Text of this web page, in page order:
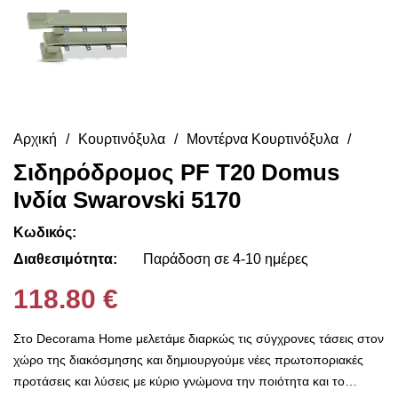
Αρχική Κουρτινόξυλα Μοντέρνα Κουρτινόξυλα
Σιδηρόδρομος PF T20 Domus
Ινδία Swarovski 5170
Κωδικός:
Διαθεσιμότητα:
Παράδοση σε 4-10 ημέρες
118.80 €
Στο Decorama Home μελετάμε διαρκώς τις σύγχρονες τάσεις στον
χώρο της διακόσμησης και δημιουργούμε νέες πρωτοποριακές
προτάσεις και λύσεις με κύριο γνώμονα την ποιότητα και το